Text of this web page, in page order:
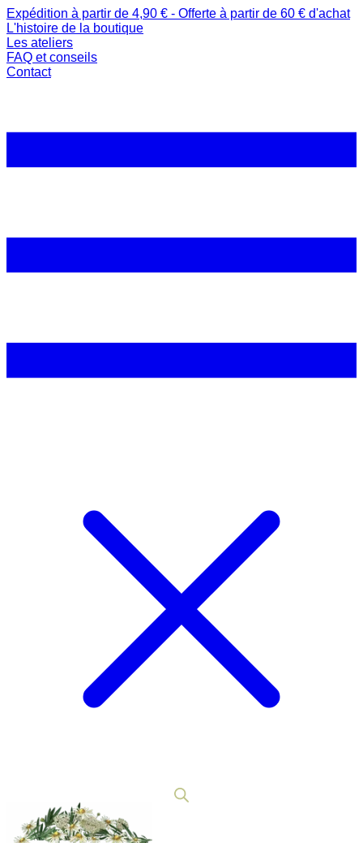
Expédition à partir de 4,90 € - Offerte à partir de 60 € d'achat
L'histoire de la boutique
Les ateliers
FAQ et conseils
Contact